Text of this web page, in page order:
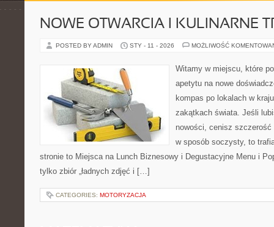
NOWE OTWARCIA I KULINARNE
POSTED BY ADMIN STY - 11 - 2026 MOŻLIWOŚĆ
Witamy w miejscu, które
apetytu na nowe
kompas po lokalach w
zakątkach świata. Jeśli
nowości, cenisz
w sposób soczysty, to
stronie to Miejsca na Lunch Biznesowy i Degustacyjne Menu i
tylko zbiór „ładnych zdjęć i […]
CATEGORIES: MOTORYZACJA